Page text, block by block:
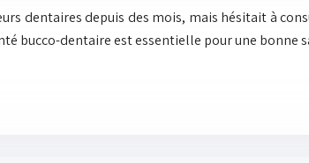
dentaires depuis des mois, mais hésitait à
bucco-dentaire est essentielle pour une bonne